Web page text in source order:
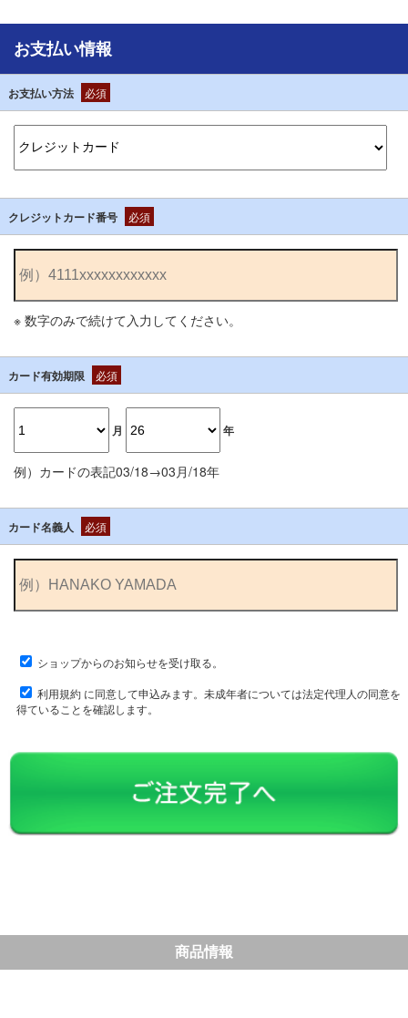
お支払い情報
お支払い方法 必須
クレジットカード番号 必須
※ 数字のみで続けて入力してください。
カード有効期限 必須
月 年
例）カードの表記03/18→03月/18年
カード名義人 必須
ショップからのお知らせを受け取る。
利用規約に同意して申込みます。未成年者については法定代理人の同意を
得ていることを確認します。
商品情報